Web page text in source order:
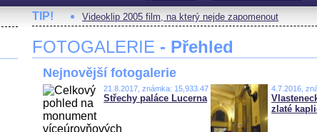
TIP! Videoklip 2005 film, na který nejde zapomenout
FOTOGALERIE - Přehled
Nejnovější fotogalerie
21.8.2017, známka: 15,933.47
Střechy paláce Lucerna
4.7.2016,
zlaté